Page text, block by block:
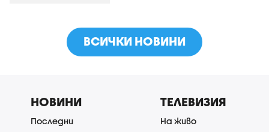
ВСИЧКИ НОВИНИ
НОВИНИ
Последни
ТЕЛЕВИЗИЯ
На живо